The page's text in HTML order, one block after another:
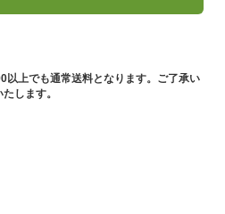
以上でも通常送料となります。ご了承い
します。